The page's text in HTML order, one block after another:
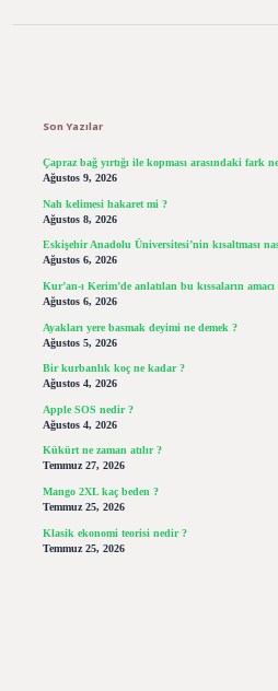
Son Yazılar
Çapraz bağ yırtığı ile kopması arasındaki fark
Ağustos 9, 2026
Nah kelimesi hakaret mi ?
Ağustos 8, 2026
Eskişehir Anadolu Üniversitesi’nin kısaltması
Ağustos 6, 2026
Kur’an-ı Kerim’de anlatılan bu kıssaların
Ağustos 6, 2026
Ayakları yere basmak deyimi ne demek ?
Ağustos 5, 2026
Bir kurbanlık koç ne kadar ?
Ağustos 4, 2026
Apple SOS nedir ?
Ağustos 4, 2026
Kükürt ne zaman atılır ?
Temmuz 27, 2026
Mango 2XL kaç beden ?
Temmuz 25, 2026
Klasik ekonomi teorisi nedir ?
Temmuz 25, 2026